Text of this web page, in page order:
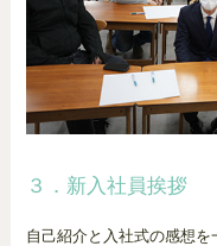
３．新入社員挨拶
自己紹介と入社式の感想を